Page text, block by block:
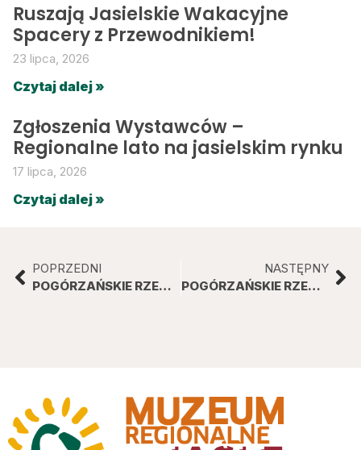
Ruszają Jasielskie Wakacyjne
Spacery z Przewodnikiem!
23 lipca, 2026
Czytaj dalej »
Zgłoszenia Wystawców –
Regionalne lato na jasielskim rynku
17 lipca, 2026
Czytaj dalej »
POPRZEDNI
POGÓRZAŃSKIE RZEMIOSŁO „OD DWOJAKÓW DO GWIZDAŁEK”
NASTĘPNY
POGÓRZAŃSKIE RZEMIOSŁO „OD DWOJAKÓW DO GWIZDAŁEK”